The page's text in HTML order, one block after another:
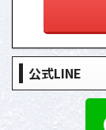
公式LINE